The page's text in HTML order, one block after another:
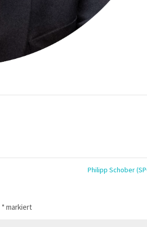
Philipp Schober
*markiert